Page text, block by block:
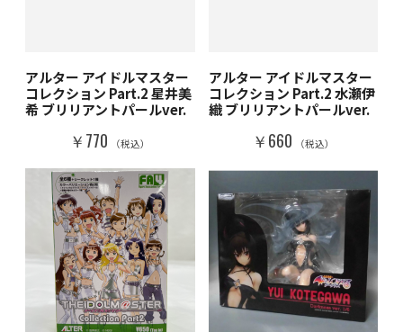
アルター アイドルマスター
コレクション Part.2 星井美
希 ブリリアントパールver.
￥770 （税込）
アルター アイドルマスター
コレクション Part.2 水瀬伊
織 ブリリアントパールver.
￥660 （税込）